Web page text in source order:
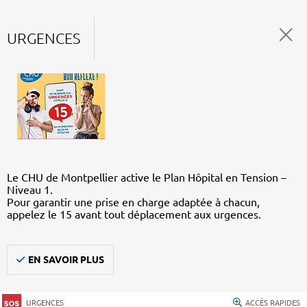
URGENCES
Le CHU de Montpellier active le Plan Hôpital en Tension –
Niveau 1.
Pour garantir une prise en charge adaptée à chacun,
appelez le 15 avant tout déplacement aux urgences.
EN SAVOIR PLUS
URGENCES ACCÈS RAPIDES